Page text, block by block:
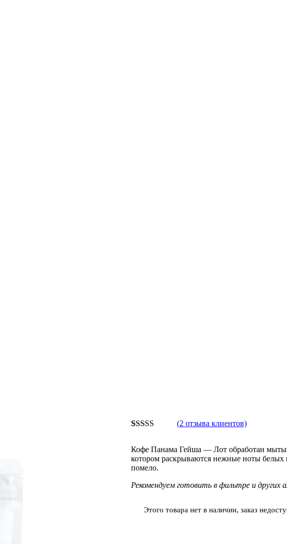
на основе
опроса
пользователей
(2отзыва клиентов)
Кофе Панама Гейша — Лот обработан
котором раскрываются нежные ноты
помело.
Рекомендуем готовить в фильтре и других
Этого товара нет в наличии, заказ